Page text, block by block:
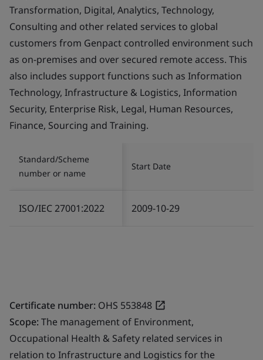
Transformation, Digital, Analytics, Technology,
Consulting and other related services to global
customers from Genpact controlled environment such
as on-premises and over secured remote access. This
also includes support functions such as Information
Technology, Infrastructure & Logistics, Information
Security, Enterprise Risk, Legal, Human Resources,
Finance, Sourcing and Training.
Standard/Scheme
number or name
Start Date
ISO/IEC 27001:2022 2009-10-29
Certificate number: OHS 553848
Scope:The management of Environment,
Occupational Health & Safety related services in
relation to Infrastructure and Logistics for the